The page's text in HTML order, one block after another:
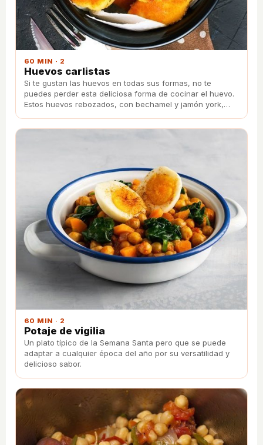
60 MIN · 2
Huevos carlistas
Si te gustan las huevos en todas sus formas, no te
puedes perder esta deliciosa forma de cocinar el huevo.
Estos huevos rebozados, con bechamel y jamón york,
60 MIN · 2
Potaje de vigilia
Un plato típico de la Semana Santa pero que se puede
adaptar a cualquier época del año por su versatilidad y
delicioso sabor.